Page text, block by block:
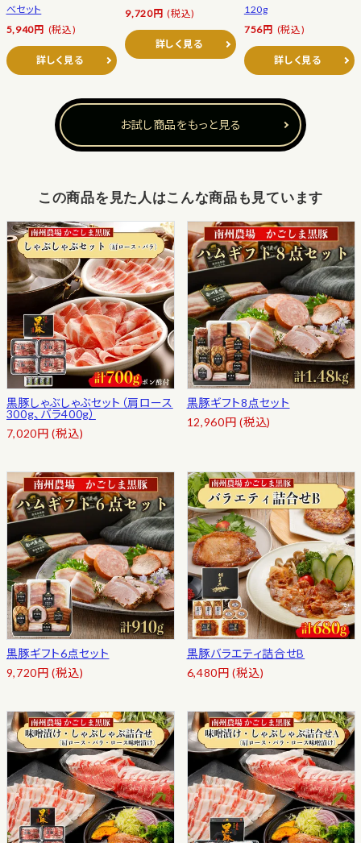
べセット
5,940円 (税込)
詳しく見る
9,720円 (税込)
詳しく見る
120g
756円 (税込)
詳しく見る
お試し商品をもっと見る
この商品を見た人はこんな商品も見ています
黒豚しゃぶしゃぶセット（肩ロース
300g、バラ400g）
7,020円(税込)
黒豚ギフト8点セット
12,960円(税込)
黒豚ギフト6点セット
9,720円(税込)
黒豚バラエティ詰合せB
6,480円(税込)